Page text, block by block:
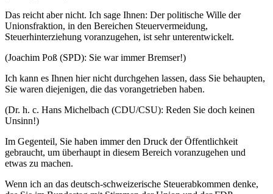
Das reicht aber nicht. Ich sage Ihnen: Der politische Wille der
Unionsfraktion, in den Bereichen Steuervermeidung,
Steuerhinterziehung voranzugehen, ist sehr unterentwickelt.
(Joachim Poß (SPD): Sie war immer Bremser!)
Ich kann es Ihnen hier nicht durchgehen lassen, dass Sie behaupten,
Sie waren diejenigen, die das vorangetrieben haben.
(Dr. h. c. Hans Michelbach (CDU/CSU): Reden Sie doch keinen
Unsinn!)
Im Gegenteil, Sie haben immer den Druck der Öffentlichkeit
gebraucht, um überhaupt in diesem Bereich voranzugehen und
etwas zu machen.
Wenn ich an das deutsch-schweizerische Steuerabkommen denke,